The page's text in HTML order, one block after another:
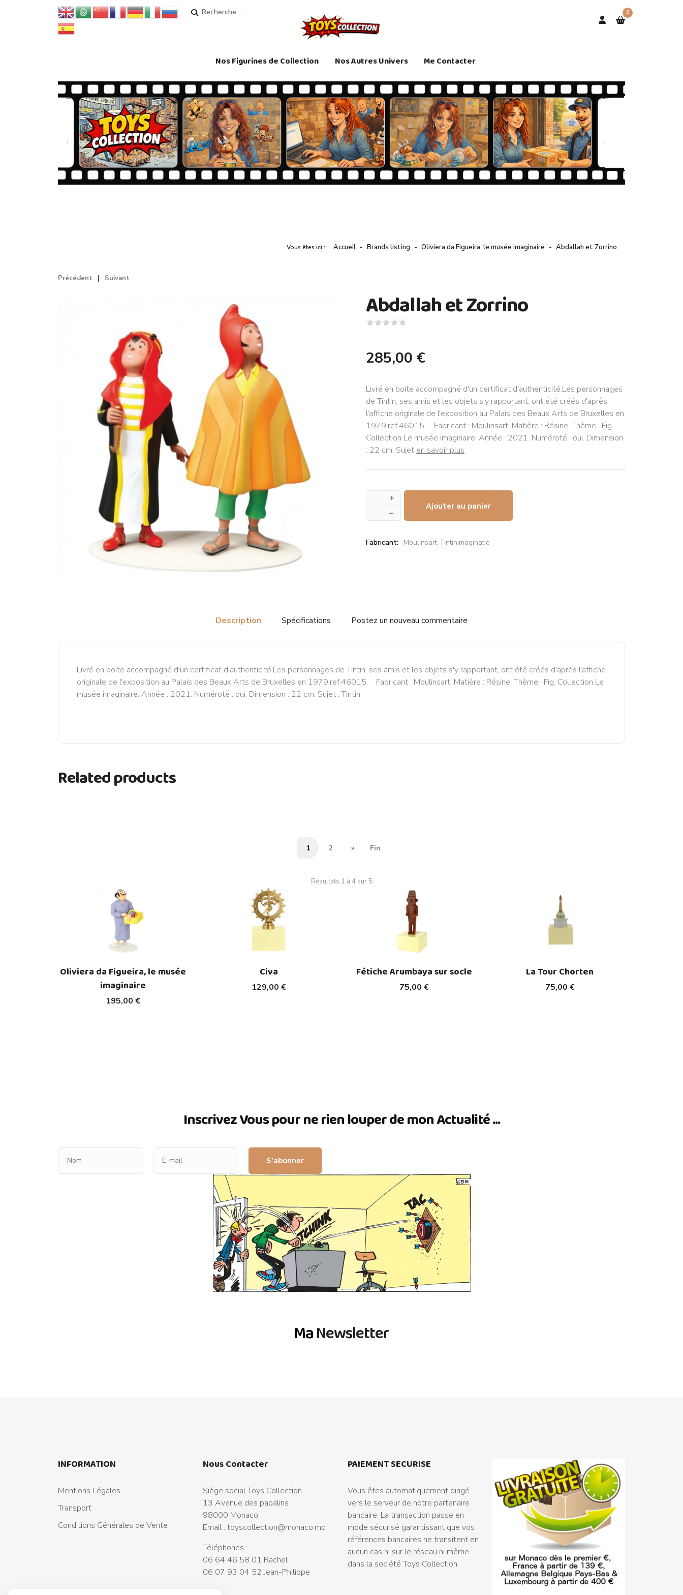
Rechercher 0
Nos Figurines de Collection Nos Autres Univers Me Contacter
Vous êtes ici : Accueil Brands listing Oliviera da Figueira, le musée imaginaire Abdallah et Zorrino
Précédent Suivant
Abdallah et Zorrino
285,00 €
Livré en boite accompagné d'un certificat d'authenticité.Les personnages
de Tintin, ses amis et les objets s'y rapportant, ont été créés d'après
l'affiche originale de l'exposition au Palais des Beaux Arts de Bruxelles en
1979.ref.46015. Fabricant : Moulinsart. Matière : Résine. Thème : Fig.
Collection Le musée imaginaire. Année : 2021. Numéroté : oui. Dimension
: 22 cm. Sujeten savoir plus
+
–
Ajouter au panier
Fabricant: Moulinsart-Tintinimaginatio
Description Spécifications Postez un nouveau commentaire
Livré en boite accompagné d'un certificat d'authenticité.Les personnages de Tintin, ses amis et les objets s'y rapportant, ont été créés d'après l'affiche
originale de l'exposition au Palais des Beaux Arts de Bruxelles en 1979.ref.46015. Fabricant : Moulinsart. Matière : Résine. Thème : Fig. Collection Le
musée imaginaire. Année : 2021. Numéroté : oui. Dimension : 22 cm. Sujet : Tintin.
Related products
1 2 » Fin
Résultats 1 à 4 sur 5
195,00 €
Oliviera da Figueira, le musée
imaginaire
129,00 €
Civa
75,00 €
Fétiche Arumbaya sur socle
75,00 €
La Tour Chorten
Inscrivez Vous pour ne rien louper de mon Actualité ...
S’abonner
MaNewsletter
INFORMATION
Mentions Légales
Transport
Conditions Générales de Vente
Nous Contacter
Siège social Toys Collection
13 Avenue des papalins
98000 Monaco
Email : toyscollection@monaco.mc
Téléphones :
06 64 46 58 01 Rachel
06 07 93 04 52 Jean-Philippe
PAIEMENT SECURISE
Vous êtes automatiquement dirigé
vers le serveur de notre partenaire
bancaire. La transaction passe en
mode sécurisé garantissant que vos
références bancaires ne transitent en
aucun cas ni sur le réseau ni même
dans la société Toys Collection.